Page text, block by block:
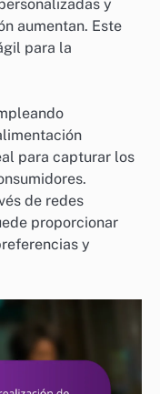
y
aumentan. Este
para la
para capturar los
de redes
proporcionar
y